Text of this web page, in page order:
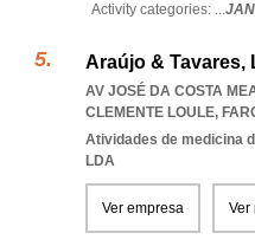
Activity categories: ...
Araújo & Tavares,
AV JOSÉ DA COSTA
CLEMENTE LOULE,
Atividades de medicina
LDA
Ver empresa Ver